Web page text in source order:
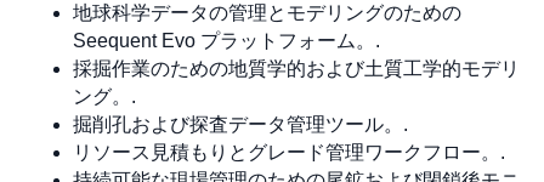
地球科学データの管理とモデリングのための
Seequent Evo プラットフォーム。.
採掘作業のための地質学的および土質工学的モデリ
ング。.
掘削孔および探査データ管理ツール。.
リソース見積もりとグレード管理ワークフロー。.